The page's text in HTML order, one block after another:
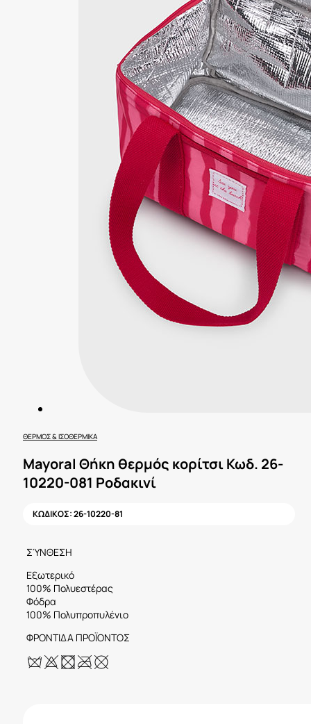
ΘΕΡΜΌΣ & ΙΣΟΘΕΡΜΙΚΆ
Mayoral Θήκη θερμός κορίτσι Κωδ. 26-
10220-081 Ροδακινί
ΚΩΔΙΚΟΣ:26-10220-81
ΣΎΝΘΕΣΗ
Εξωτερικό
100% Πολυεστέρας
Φόδρα
100% Πολυπροπυλένιο
ΦΡΟΝΤΙΔΑ ΠΡΟΪΟΝΤΟΣ